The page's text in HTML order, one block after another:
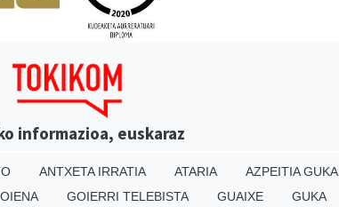
informazioa, euskaraz
ANTXETA IRRATIA ATARIA AZPEITIA GUKA
GOIERRI TELEBISTA GUAIXE GUKA